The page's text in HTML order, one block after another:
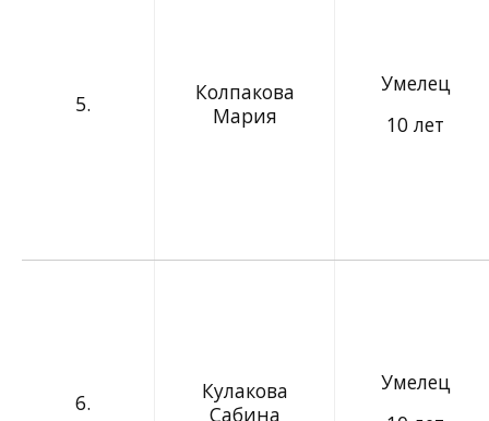
5.
Колпакова
Мария
Умелец
10 лет
6.
Кулакова
Сабина
Умелец